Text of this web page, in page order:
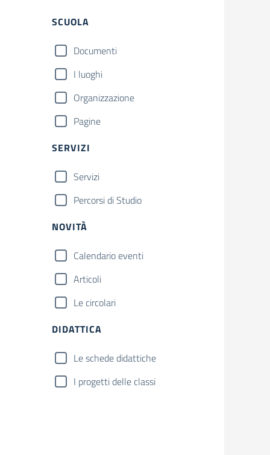
Filtri
SCUOLA
Documenti
I luoghi
Organizzazione
Pagine
SERVIZI
Servizi
Percorsi di Studio
NOVITÀ
Calendario eventi
Articoli
Le circolari
DIDATTICA
Le schede didattiche
I progetti delle classi